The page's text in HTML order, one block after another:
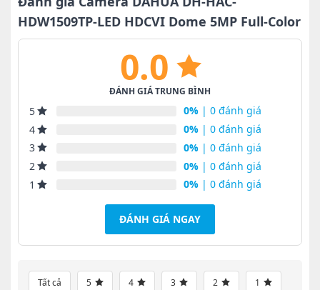
HDW1509TP-LED HDCVI Dome 5MP Full-Color
0.0
ĐÁNH GIÁ TRUNG BÌNH
5 0% | 0 đánh giá
4
0% | 0 đánh giá
3
0% | 0 đánh giá
2
0% | 0 đánh giá
1
0% | 0 đánh giá
ĐÁNH GIÁ NGAY
Tất cả 5 4 3 2 1